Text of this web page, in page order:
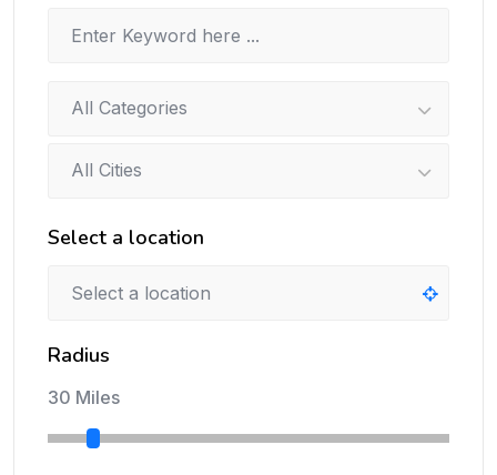
All Categories
All Cities
Select a location
Radius
30 Miles